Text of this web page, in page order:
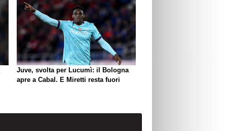
Juve, svolta per Lucumì: il Bologna
apre a Cabal. E Miretti resta fuori